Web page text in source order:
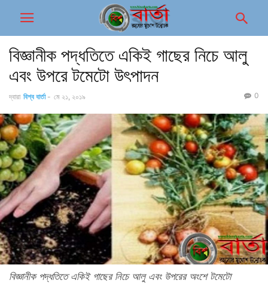
বিজ্ঞানীক পদ্ধতিতে একিই গাছের নিচে আলু
এবং উপরে টমেটো উৎপাদন
দ্বারা বিশ্ব বার্তা - মে ২১, ২০১৯ 0
বিজ্ঞানীক পদ্ধতিতে একিই গাছের নিচে আলু এবং উপরের অংশে টমেটো